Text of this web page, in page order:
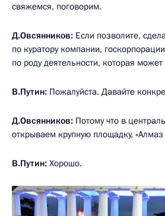
свяжемся, поговорим.
Д.Овсянников: Если позволите,
по куратору компании,
по роду деятельности, которая
В.Путин: Пожалуйста. Давайте
Д.Овсянников: Потому что в
открываем крупную площадку, «Алмаз
В.Путин: Хорошо.